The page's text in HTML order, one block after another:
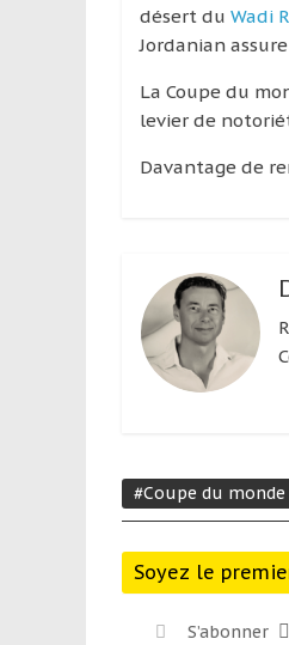
désert du Wadi
Jordanian
La Coupe du
levier de
Davantage de
#Coupe du monde
Soyez le
S’abonner